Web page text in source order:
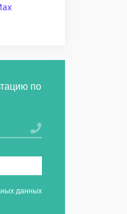
по
данных